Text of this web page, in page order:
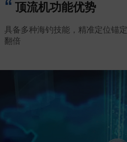
顶流机功能优势
具备多种海钓技能，精准定位锚
翻倍